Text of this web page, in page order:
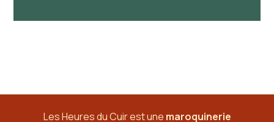
Les Heures du Cuir est une maroquinerie